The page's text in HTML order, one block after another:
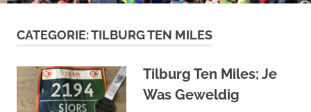
CATEGORIE:TILBURG TEN MILES
Tilburg Ten Miles; Je
Was Geweldig